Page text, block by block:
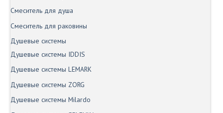
Смеситель для душа
Смеситель для раковины
Душевые системы
Душевые системы IDDIS
Душевые системы LEMARK
Душевые системы ZORG
Душевые системы Milardo